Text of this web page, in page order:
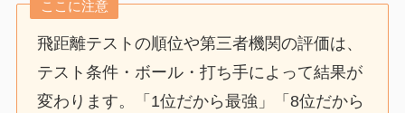
ここに注意
飛距離テストの順位や第三者機関の評価は、
テスト条件・ボール・打ち手によって結果が
変わります。「1位だから最強」「8位だから